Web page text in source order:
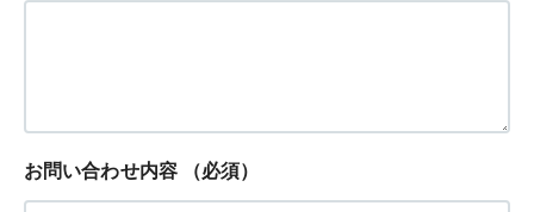
お問い合わせ内容 （必須）